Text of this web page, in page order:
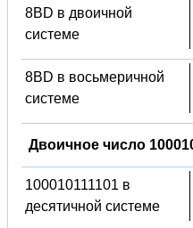
8BD в двоичной
системе
8BD в восьмеричной
системе
Двоичное число
100010111101 в
десятичной системе